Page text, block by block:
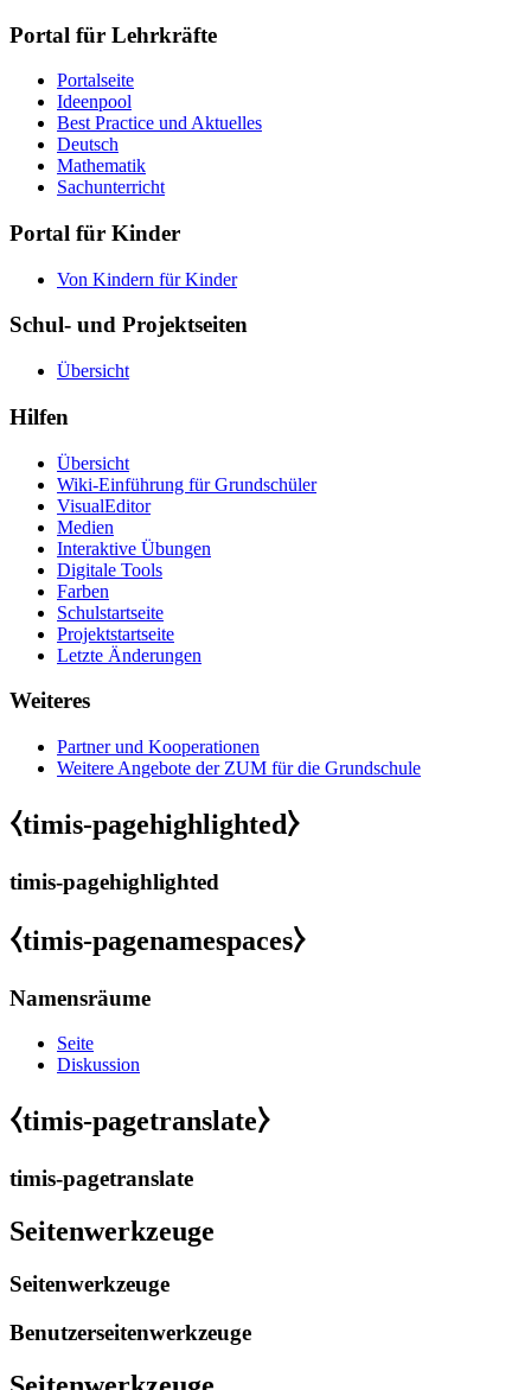
Portal für Lehrkräfte
Portalseite
Ideenpool
Best Practice und Aktuelles
Deutsch
Mathematik
Sachunterricht
Portal für Kinder
Von Kindern für Kinder
Schul- und Projektseiten
Übersicht
Hilfen
Übersicht
Wiki-Einführung für Grundschüler
VisualEditor
Medien
Interaktive Übungen
Digitale Tools
Farben
Schulstartseite
Projektstartseite
Letzte Änderungen
Weiteres
Partner und Kooperationen
Weitere Angebote der ZUM für die Grundschule
⧼timis-pagehighlighted⧽
timis-pagehighlighted
⧼timis-pagenamespaces⧽
Namensräume
Seite
Diskussion
⧼timis-pagetranslate⧽
timis-pagetranslate
Seitenwerkzeuge
Seitenwerkzeuge
Benutzerseitenwerkzeuge